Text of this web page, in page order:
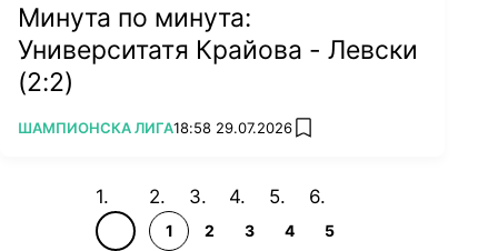
Минута по минута:
Университатя Крайова - Левски
(2:2)
ПОВЕЧЕ ОТ
ШАМПИОНСКА ЛИГА18:58 29.07.2026 add favorites
1 2 3 4 5